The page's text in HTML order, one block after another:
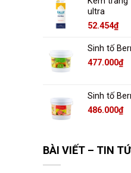
ultra
52.454₫
Sinh tố
477.000₫
Sinh tố
486.000₫
BÀI VIẾT – TIN